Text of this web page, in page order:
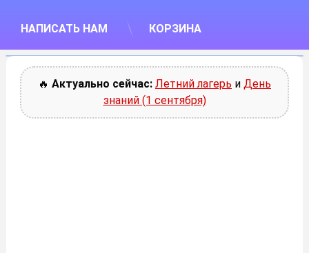
НАПИСАТЬ НАМ КОРЗИНА
🔥 Актуально сейчас: Летний лагерь и День
знаний (1 сентября)